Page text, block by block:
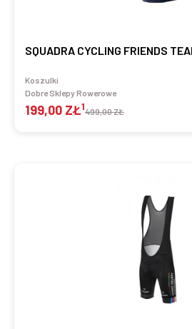
SQUADRA CYCLING FRIENDS
Koszulki
Dobre Sklepy Rowerowe
199,00 ZŁ1499,00 ZŁ